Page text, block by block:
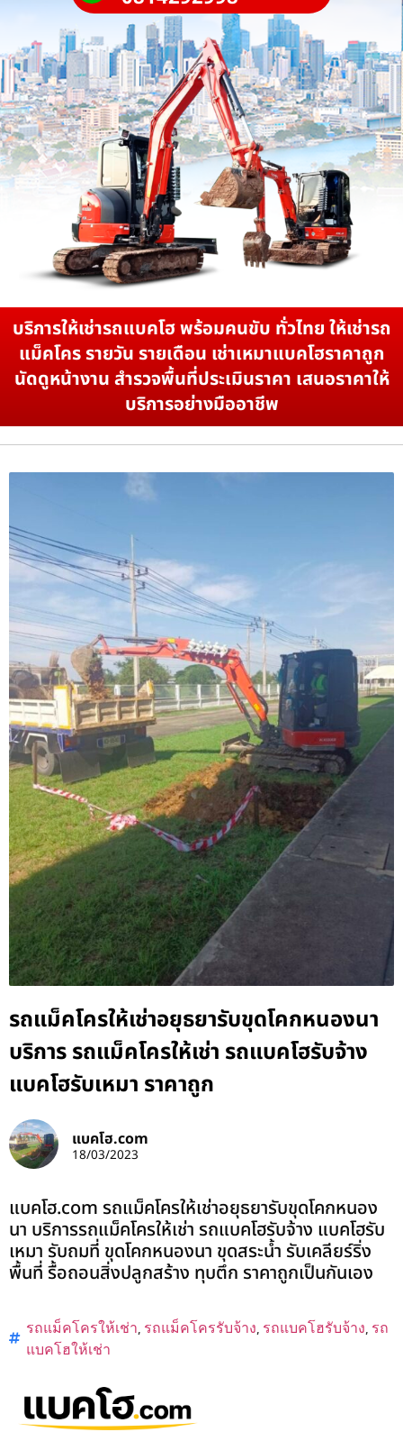
บริการให้เช่ารถแบคโฮ พร้อมคนขับ ทั่วไทย ให้เช่ารถ
แม็คโคร รายวัน รายเดือน เช่าเหมาแบคโฮราคาถูก
นัดดูหน้างาน สำรวจพื้นที่ประเมินราคา เสนอราคาให้
บริการอย่างมืออาชีพ
รถแม็คโครให้เช่าอยุธยารับขุดโคกหนองนา
บริการ รถแม็คโครให้เช่า รถแบคโฮรับจ้าง
แบคโฮรับเหมา ราคาถูก
แบคโฮ.com
18/03/2023
แบคโฮ.com รถแม็คโครให้เช่าอยุธยารับขุดโคกหนอง
นา บริการรถแม็คโครให้เช่า รถแบคโฮรับจ้าง แบคโฮรับ
เหมา รับถมที่ ขุดโคกหนองนา ขุดสระน้ำ รับเคลียร์ริ่ง
พื้นที่ รื้อถอนสิ่งปลูกสร้าง ทุบตึก ราคาถูกเป็นกันเอง
รถแม็คโครให้เช่า, รถแม็คโครรับจ้าง, รถแบคโฮรับจ้าง, รถ
แบคโฮให้เช่า